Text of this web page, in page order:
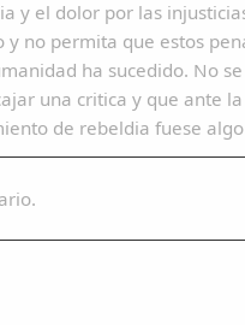
y el dolor por las
no permita que estos
ha sucedido. No
una critica y que ante
de rebeldia fuese